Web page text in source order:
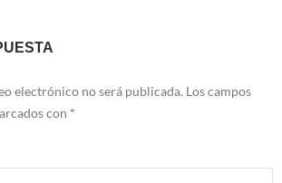
electrónico no será publicada. Los campos
con *